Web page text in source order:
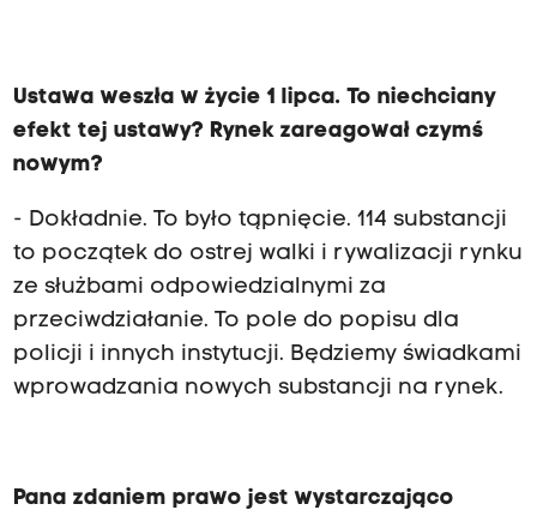
Ustawa weszła w życie 1 lipca. To niechciany
efekt tej ustawy? Rynek zareagował czymś
nowym?
- Dokładnie. To było tąpnięcie. 114 substancji
to początek do ostrej walki i rywalizacji rynku
ze służbami odpowiedzialnymi za
przeciwdziałanie. To pole do popisu dla
policji i innych instytucji. Będziemy świadkami
wprowadzania nowych substancji na rynek.
Pana zdaniem prawo jest wystarczająco